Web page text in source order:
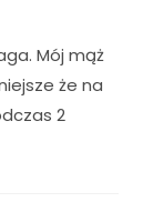
Mój mąż
że na
2